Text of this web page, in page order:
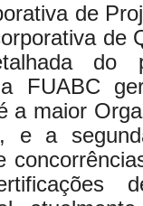
de
de
do
FUABC
a maior
e a